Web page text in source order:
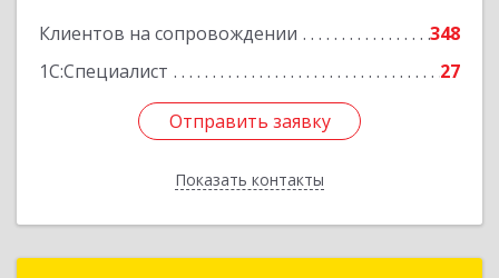
Клиентов на сопровождении
348
1С:Специалист
27
Отправить заявку
Показать контакты
Подробнее
Отправить заявку
Назад